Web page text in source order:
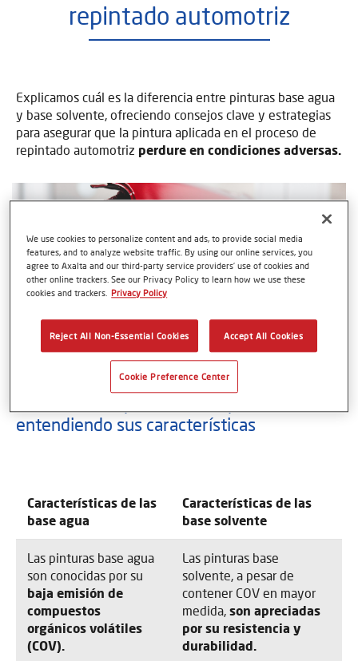
repintado automotriz
Explicamos cuál es la diferencia entre pinturas base agua
y base solvente, ofreciendo consejos clave y estrategias
para asegurar que la pintura aplicada en el proceso de
repintado automotriz perdure en condiciones adversas.
entendiendo sus características
Características de las
base agua
Características de las
base solvente
Las pinturas base agua
son conocidas por su
baja emisión de
compuestos
orgánicos volátiles
(COV).
Las pinturas base
solvente, a pesar de
contener COV en mayor
medida, son apreciadas
por su resistencia y
durabilidad.
We use cookies to personalize content and ads, to provide social media
features, and to analyze website traffic. By using our online services, you
agree to Axalta and our third-party service providers’ use of cookies and
other online trackers. See our Privacy Policy to learn how we use these
cookies and trackers. Privacy Policy
Reject All Non-Essential Cookies Accept All Cookies
Cookie Preference Center